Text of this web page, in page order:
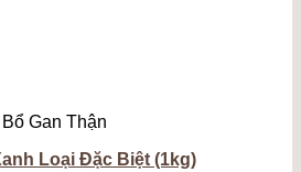
Bổ Gan Thận
Loại Đặc Biệt (1kg)